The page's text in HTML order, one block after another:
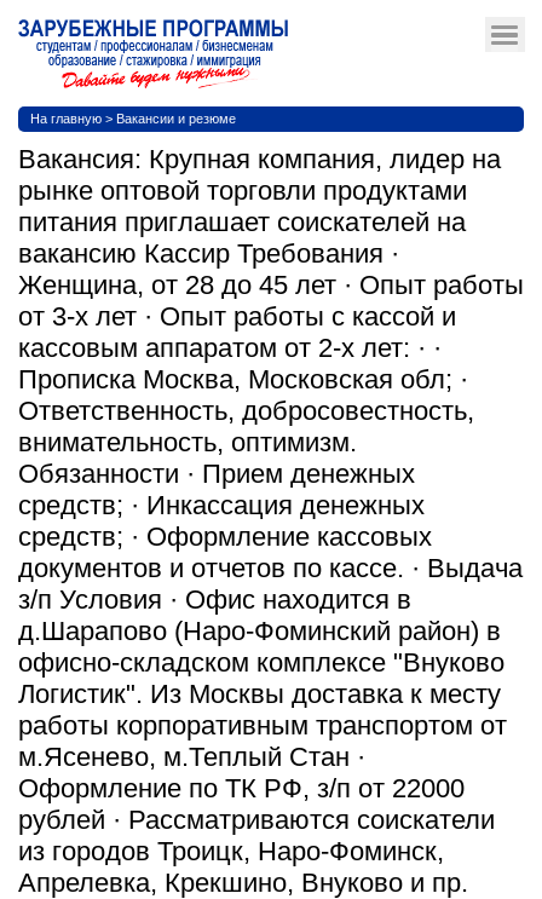
На главную > Вакансии и резюме
Вакансия: Крупная компания, лидер на
рынке оптовой торговли продуктами
питания приглашает соискателей на
вакансию Кассир Требования ·
Женщина, от 28 до 45 лет · Опыт работы
от 3-х лет · Опыт работы с кассой и
кассовым аппаратом от 2-х лет: · ·
Прописка Москва, Московская обл; ·
Ответственность, добросовестность,
внимательность, оптимизм.
Обязанности · Прием денежных
средств; · Инкассация денежных
средств; · Оформление кассовых
документов и отчетов по кассе. · Выдача
з/п Условия · Офис находится в
д.Шарапово (Наро-Фоминский район) в
офисно-складском комплексе "Внуково
Логистик". Из Москвы доставка к месту
работы корпоративным транспортом от
м.Ясенево, м.Теплый Стан ·
Оформление по ТК РФ, з/п от 22000
рублей · Рассматриваются соискатели
из городов Троицк, Наро-Фоминск,
Апрелевка, Крекшино, Внуково и пр.